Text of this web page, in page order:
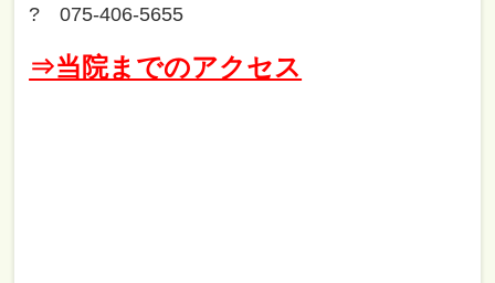
? 075-406-5655
⇒当院までのアクセス